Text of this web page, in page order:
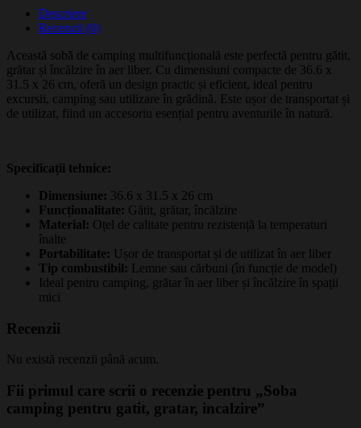
Descriere
Recenzii (0)
Această sobă de camping multifuncțională este perfectă pentru gătit,
grătar și încălzire în aer liber. Cu dimensiuni compacte de 36.6 x
31.5 x 26 cm, oferă un design practic și eficient, ideal pentru
excursii, camping sau utilizare în grădină. Este ușor de transportat și
de utilizat, fiind un accesoriu esențial pentru aventurile în natură.
Specificații tehnice:
Dimensiune: 36.6 x 31.5 x 26 cm
Funcționalitate: Gătit, grătar, încălzire
Material: Oțel de calitate pentru rezistență la temperaturi
înalte
Portabilitate: Ușor de transportat și de utilizat în aer liber
Tip combustibil: Lemne sau cărbuni (în funcție de model)
Ideal pentru camping, grătar în aer liber și încălzire în spații
mici
Recenzii
Nu există recenzii până acum.
Fii primul care scrii o recenzie pentru „Soba
camping pentru gatit, gratar, incalzire”